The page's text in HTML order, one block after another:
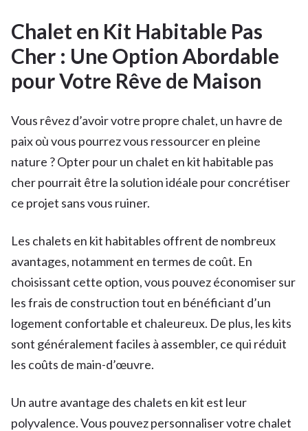
Chalet en Kit Habitable Pas
Cher : Une Option Abordable
pour Votre Rêve de Maison
Vous rêvez d’avoir votre propre chalet, un havre de
paix où vous pourrez vous ressourcer en pleine
nature ? Opter pour un chalet en kit habitable pas
cher pourrait être la solution idéale pour concrétiser
ce projet sans vous ruiner.
Les chalets en kit habitables offrent de nombreux
avantages, notamment en termes de coût. En
choisissant cette option, vous pouvez économiser sur
les frais de construction tout en bénéficiant d’un
logement confortable et chaleureux. De plus, les kits
sont généralement faciles à assembler, ce qui réduit
les coûts de main-d’œuvre.
Un autre avantage des chalets en kit est leur
polyvalence. Vous pouvez personnaliser votre chalet